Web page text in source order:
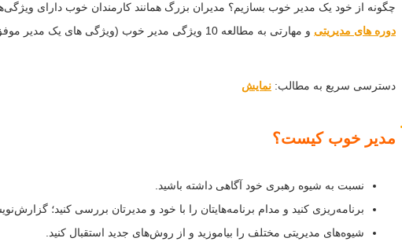
چگونه از خود یک مدیر خوب بسازیم؟ مدیران بزرگ همانند کارمندان خوب دارای
دوره های مدیریتی و مهارتی به مطالعه 10 ویژگی مدیر خوب (ویژگی های یک مدیر موفق از دیدگاه مک موری) بپردازید.
دسترسی سریع به مطالب: نمایش
مدیر خوب کیست؟
نسبت به شیوه رهبری خود آگاهی داشته باشید.
برنامه‌ریزی کنید و مدام برنامه‌هایتان را با خود و مدیرتان بررسی کنید؛
شیوه‌های مدیریتی مختلف را بیاموزید و از روش‌های جدید استقبال کنید.